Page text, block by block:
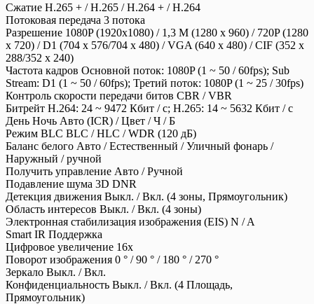
Сжатие H.265 + / H.265 / H.264 + / H.264
Потоковая передача 3 потока
Разрешение 1080P (1920x1080) / 1,3 М (1280 x 960) / 720P (1280
x 720) / D1 (704 x 576/704 x 480) / VGA (640 x 480) / CIF (352 x
288/352 x 240)
Частота кадров Основной поток: 1080P (1 ~ 50 / 60fps); Sub
Stream: D1 (1 ~ 50 / 60fps); Третий поток: 1080P (1 ~ 25 / 30fps)
Контроль скорости передачи битов CBR / VBR
Битрейт H.264: 24 ~ 9472 Кбит / с; H.265: 14 ~ 5632 Кбит / с
День Ночь Авто (ICR) / Цвет / Ч / Б
Режим BLC BLC / HLC / WDR (120 дБ)
Баланс белого Авто / Естественный / Уличный фонарь /
Наружный / ручной
Получить управление Авто / Ручной
Подавление шума 3D DNR
Детекция движения Выкл. / Вкл. (4 зоны, Прямоугольник)
Область интересов Выкл. / Вкл. (4 зоны)
Электронная стабилизация изображения (EIS) N / A
Smart IR Поддержка
Цифровое увеличение 16x
Поворот изображения 0 ° / 90 ° / 180 ° / 270 °
Зеркало Выкл. / Вкл.
Конфиденциальность Выкл. / Вкл. (4 Площадь,
Прямоугольник)